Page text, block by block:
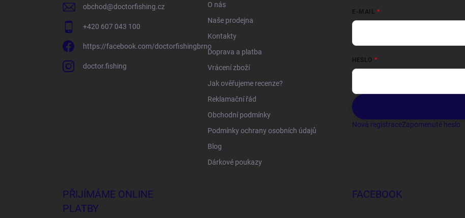
obchod@doctorfishing.cz
+420 607 043 100
https://facebook.com/doctorfishingbrno
doctor.fishing
O nás
Naše prodejna
Kontakty
Doprava a platba
Vrácení zboží
Jak ověřujeme recenze?
Reklamační řád
Obchodní podmínky
Podmínky ochrany osobních údajů
Blog
Dárkové poukazy
E-MAIL
HESLO
Nová registraceZapomenuté heslo
PŘIJÍMÁME ONLINE
PLATBY
FACEBOOK